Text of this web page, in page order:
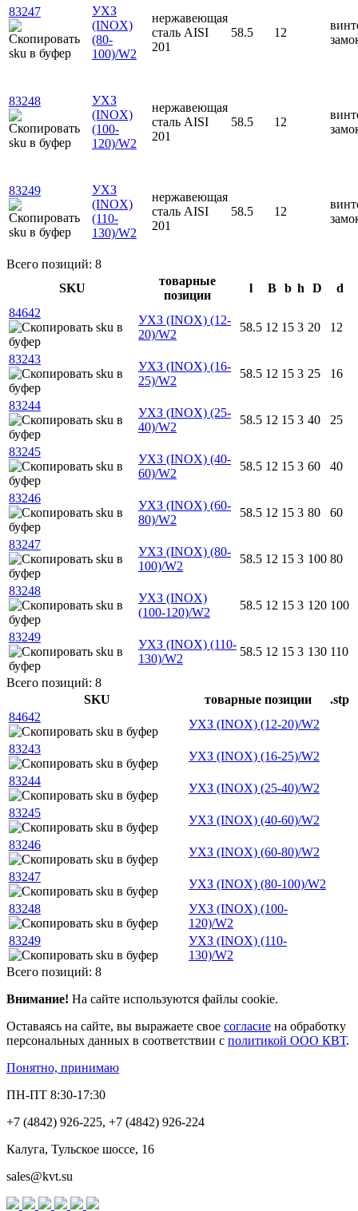
83247
УХЗ
(INOX)
(80-
100)/W2
нержавеющая
сталь AISI
201
58.5 12
83248
УХЗ
(INOX)
(100-
120)/W2
нержавеющая
сталь AISI
201
58.5 12
83249
УХЗ
(INOX)
(110-
130)/W2
нержавеющая
сталь AISI
201
58.5 12
Всего позиций: 8
SKU
товарные
позиции
l B b h D
d
84642
УХЗ (INOX) (12-
20)/W2
58.5 12 15 3 20 12
83243
УХЗ (INOX) (16-
25)/W2
58.5 12 15 3 25 16
83244
УХЗ (INOX) (25-
40)/W2
58.5 12 15 3 40 25
83245
УХЗ (INOX) (40-
60)/W2
58.5 12 15 3 60 40
83246
УХЗ (INOX) (60-
80)/W2
58.5 12 15 3 80 60
83247
УХЗ (INOX) (80-
100)/W2
58.5 12 15 3 100 80
83248
УХЗ (INOX)
(100-120)/W2
58.5 12 15 3 120 100
83249
УХЗ (INOX) (110-
130)/W2
58.5 12 15 3 130 110
Всего позиций: 8
SKU
товарные позиции
.stp
84642
УХЗ (INOX) (12-20)/W2
83243
УХЗ (INOX) (16-25)/W2
83244
УХЗ (INOX) (25-40)/W2
83245
УХЗ (INOX) (40-60)/W2
83246
УХЗ (INOX) (60-80)/W2
83247
УХЗ (INOX) (80-100)/W2
83248
УХЗ (INOX) (100-
120)/W2
83249
УХЗ (INOX) (110-
130)/W2
Всего позиций: 8
Внимание! На сайте используются файлы cookie.
Оставаясь на сайте, вы выражаете свое согласие на обработку
персональных данных в соответствии с политикой ООО КВТ.
Понятно, принимаю
ПН-ПТ 8:30-17:30
+7 (4842) 926-225, +7 (4842) 926-224
Калуга, Тульское шоссе, 16
sales@kvt.su